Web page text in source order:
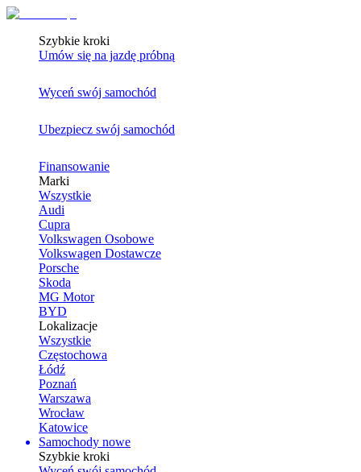
Szybkie kroki
Umów się na jazdę próbną
Wyceń swój samochód
Ubezpiecz swój samochód
Finansowanie
Marki
Wszystkie
Audi
Cupra
Volkswagen Osobowe
Volkswagen Dostawcze
Porsche
Skoda
MG Motor
BYD
Lokalizacje
Wszystkie
Częstochowa
Łódź
Poznań
Warszawa
Wrocław
Katowice
Samochody nowe
Szybkie kroki